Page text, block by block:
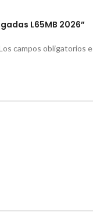
L65MB 2026”
campos obligatorios